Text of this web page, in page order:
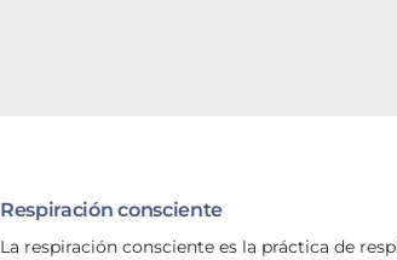
Respiración consciente
La respiración consciente es la práctica de